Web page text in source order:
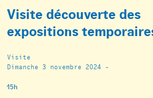
Visite découverte des
expositions
Visite
Dimanche 3 novembre 2024 -
15h